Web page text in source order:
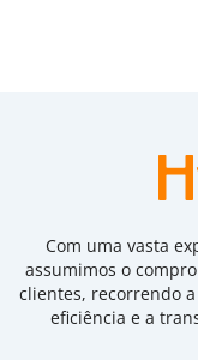
Com uma vasta
assumimos o
clientes, recorrendo
eficiência e a